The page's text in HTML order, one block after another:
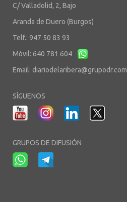
C/ Valladolid, 2, Bajo
Aranda de Duero (Burgos)
Telf.: 947 50 83 93
Móvil: 640 781 604
Email: diariodelaribera@grupodr.com
SÍGUENOS
GRUPOS DE DIFUSIÓN